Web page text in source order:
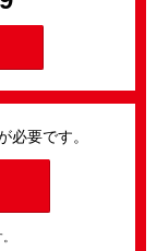
必要です。